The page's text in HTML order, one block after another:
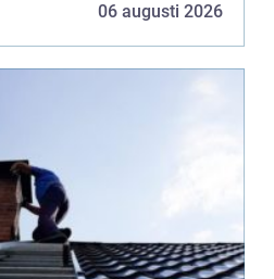
06 augusti 2026